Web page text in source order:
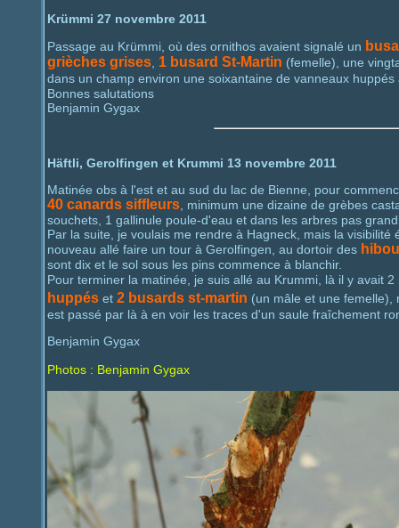
Krümmi 27 novembre 2011
Passage au Krümmi, où des ornithos avaient signalé un
grièches grises 1 busard St-Martin (femelle), une
dans un champ environ une soixantaine de vanneaux
Bonnes salutations
Benjamin Gygax
Häftli, Gerolfingen et Krummi 13 novembre 2011
Matinée obs à l'est et au sud du lac de Bienne, pour
40 canards siffleurs , minimum une dizaine de grèbes
souchets, 1 gallinule poule-d'eau et dans les arbres pas
Par la suite, je voulais me rendre à Hagneck, mais la
nouveau allé faire un tour à Gerolfingen, au dortoir des
sont dix et le sol sous les pins commence à blanchir.
Pour terminer la matinée, je suis allé au Krummi, là il y avait
huppés et 2 busards st-martin (un mâle et une
est passé par là à en voir les traces d'un saule fraîchement
Benjamin Gygax
Photos : Benjamin Gygax